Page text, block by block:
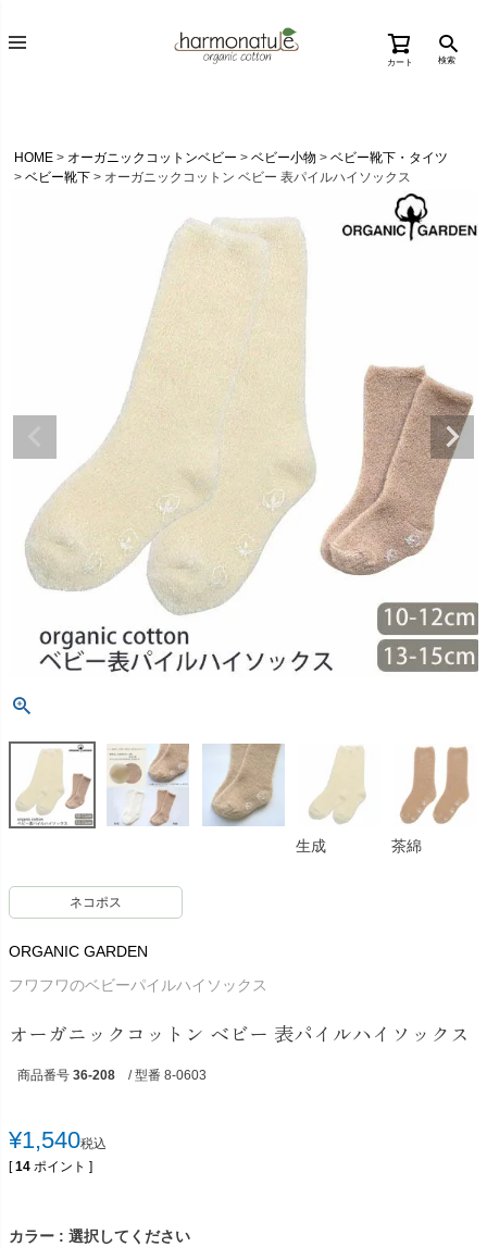
カート 検索
HOME オーガニックコットンベビー ベビー小物
ベビー靴下・タイツ
ベビー靴下
オーガニックコットン ベビー 表パイルハイソックス
生成 茶綿
ネコポス
ORGANIC GARDEN
フワフワのベビーパイルハイソックス
オーガニックコットン ベビー 表パイルハイソックス
商品番号 36-208 / 型番 8-0603
¥1,540税込
[ 14 ポイント ]
カラー 選択してください